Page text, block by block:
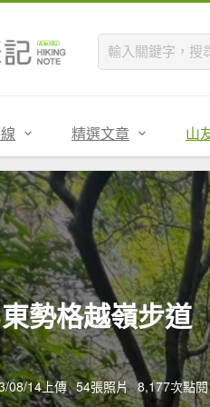
精選文章 山
勢格越嶺步道
08/14上傳 54張照片 8,177次點閱